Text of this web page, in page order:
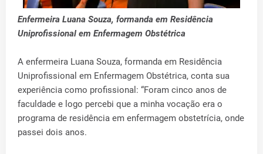
Enfermeira Luana Souza, formanda em Residência
Uniprofissional em Enfermagem Obstétrica
A enfermeira Luana Souza, formanda em Residência
Uniprofissional em Enfermagem Obstétrica, conta sua
experiência como profissional: “Foram cinco anos de
faculdade e logo percebi que a minha vocação era o
programa de residência em enfermagem obstetrícia, onde
passei dois anos.